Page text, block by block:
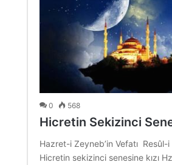
0 568
Hicretin Sekizinci
Hazret-i Zeyneb’in Vefatı Resûl-
Hicretin sekizinci senesine kızı